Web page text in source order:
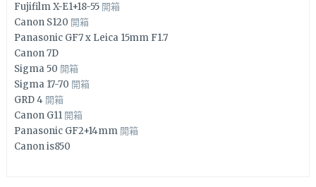
Fujifilm X-E1+18-55 開箱
Canon S120 開箱
Panasonic GF7 x Leica 15mm F1.7
Canon 7D
Sigma 50 開箱
Sigma 17-70 開箱
GRD 4 開箱
Canon G11 開箱
Panasonic GF2+14mm 開箱
Canon is850